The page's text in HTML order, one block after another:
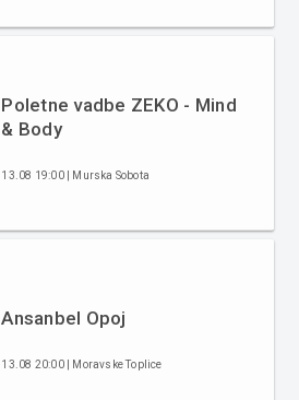
Poletne vadbe ZEKO - Mind
& Body
13.08 19:00 | Murska Sobota
Ansanbel Opoj
13.08 20:00 | Moravske Toplice